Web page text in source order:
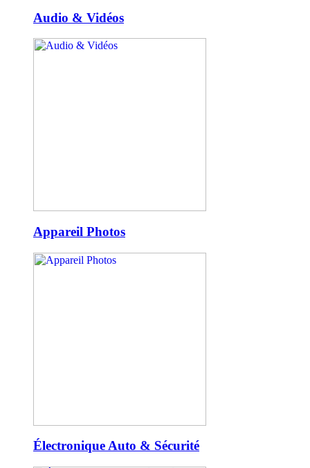
Audio & Vidéos
Appareil Photos
Électronique Auto & Sécurité